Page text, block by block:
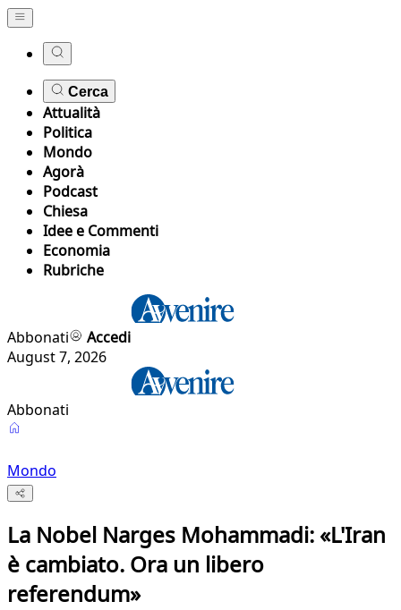
Cerca
Attualità
Politica
Mondo
Agorà
Podcast
Chiesa
Idee e Commenti
Economia
Rubriche
Abbonati
Accedi
August 7, 2026
Abbonati
Mondo
La Nobel Narges Mohammadi: «L'Iran
è cambiato. Ora un libero
referendum»